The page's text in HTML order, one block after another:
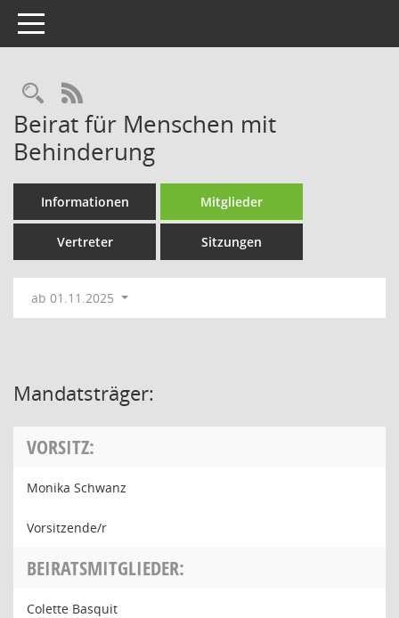
Toggle navigation
Rechercheauswahl
RSS-Feed
Beirat für Menschen mit
Behinderung
Informationen Mitglieder
Vertreter Sitzungen
ab 01.11.2025
Mandatsträger:
VORSITZ:
Monika Schwanz
Vorsitzende/r
BEIRATSMITGLIEDER:
Colette Basquit